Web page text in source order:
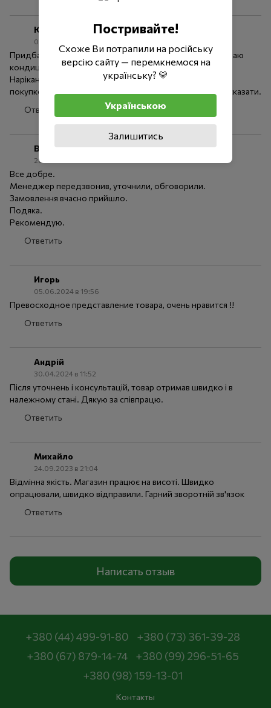
Юрій
02.07.2024 в 11:48
Придбав генератор ,MXR3500 ,працює добре. Підключаю
кондиціонер потужністю 750 ватт і освітлення 130 ват.
Нарікань нема , працює тихо , стабільно. Задоволений
покупкою. По споживанню палива поки що неготовий сказати.
Ответить
Володимир
28.06.2024 в 15:35
Все добре.
Менеджер передзвонив, уточнили, обговорили.
Замовлення вчасно прийшло.
Подяка.
Рекомендую.
Ответить
Игорь
05.06.2024 в 19:56
Превосходное представление товара, очень нравится !!
Ответить
Андрій
30.04.2024 в 11:52
Після уточнень і консультацій, товар отримав швидко і в
належному стані. Дякую за співпрацю.
Ответить
Михайло
24.09.2023 в 21:04
Відмінна якість. Магазин працює на висоті. Швидко
опрацювали, швидко відправили. Гарний зворотній зв'язок
Ответить
Написать отзыв
+380 (44) 499-91-80
+380 (73) 361-39-28
+380 (67) 879-14-74
+380 (99) 296-51-65
+380 (98) 159-13-01
Контакты
Постривайте!
Схоже Ви потрапили на російську
версію сайту — перемкнемося на
українську? 💛
Українською
Залишитись